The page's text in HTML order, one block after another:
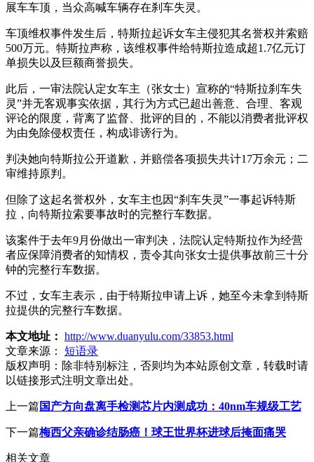
展车车顶，当众高喊车辆存在刹车失灵。
车顶维权事件发生后，特斯拉起诉女车主侵犯其名誉权并索赔
500万元。特斯拉声称，该维权事件给特斯拉造成超1.7亿元订
单损失以及巨额商誉损失。
此后，一审法院认定女车主（张女士）宣称的“特斯拉刹车失
灵”并无客观事实依据，其行为方式已超出善意、合理、客观
评论的限度，背离了监督、批评的目的，不能以消费者批评权
为由免除侵权责任，构成诽谤行为。
判决她向特斯拉公开道歉，并赔偿各项损失共计17万余元；二
审维持原判。
但除了这起名誉权外，女车主也因“刹车失灵”一事起诉特斯
拉，向特斯拉索要事故时的完整行车数据。
该案件于去年9月份做出一审判决，法院认定特斯拉作为经营
者应保障消费者的知情权，责令其向张女士提供事故前三十分
钟的完整行车数据。
不过，女车主表示，由于特斯拉申请上诉，她至今未拿到特斯
拉提供的完整行车数据。
本文地址： http://www.duanyulu.com/33853.html
文章来源：
短语录
版权声明： 除非特别标注，否则均为本站原创文章，转载时请
以链接形式注明文章出处。
上一篇 国产方向盘离手检测芯片内测成功：40nm车规级工艺
下一篇梅西父亲确诊结肠癌！球王世界杯进球后掩面痛哭
相关文章